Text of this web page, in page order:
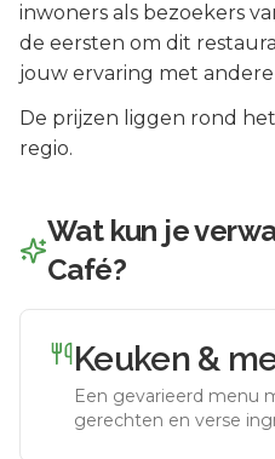
inwoners als bezoekers
de eersten om dit
jouw ervaring met
De prijzen liggen rond
regio.
Wat kun je
Café?
Keuken &
Een gevarieerd menu
gerechten en verse